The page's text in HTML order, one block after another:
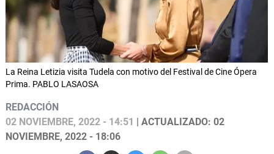
La Reina Letizia visita Tudela con motivo del Festival de Cine Ópera
Prima. PABLO LASAOSA
REDACCIÓN
02 NOVIEMBRE, 2022 - 14:51
| ACTUALIZADO: 02
NOVIEMBRE, 2022 - 18:06